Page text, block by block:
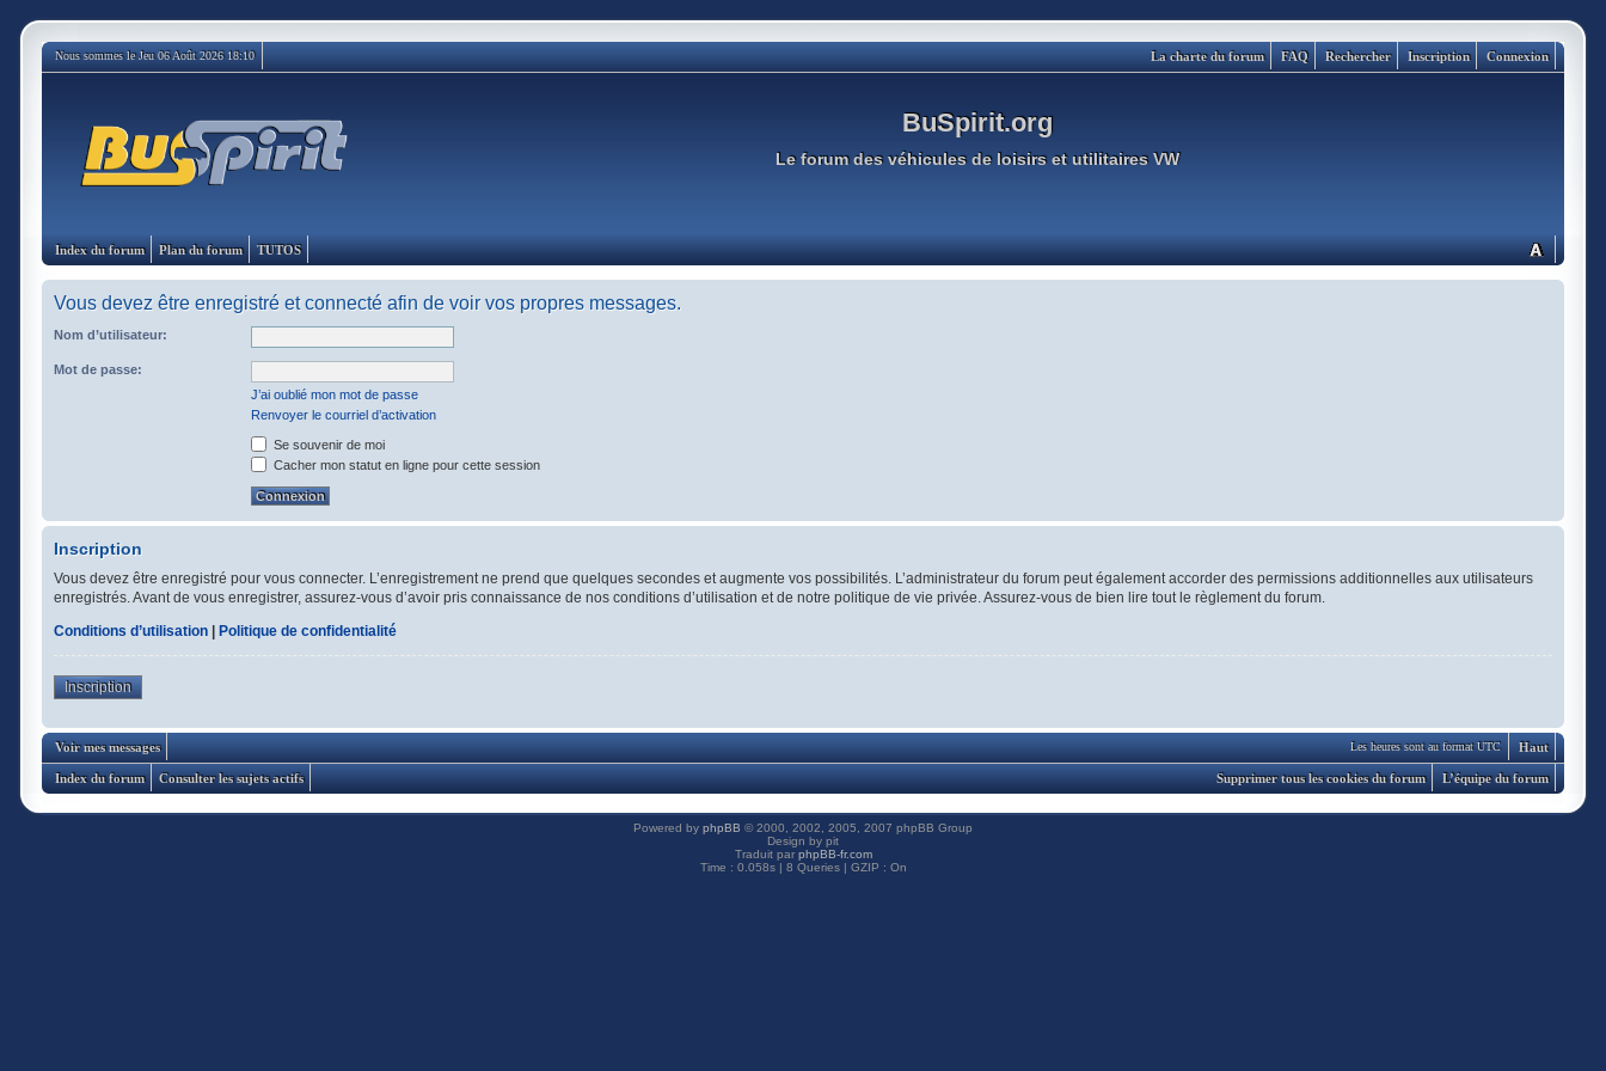
Nous sommes le Jeu 06 Août 2026 18:10 Connexion
Inscription
Rechercher
FAQ
La charte du forum
BuSpirit.org
Le forum des véhicules de loisirs et utilitaires VW
Index du forum Plan du forum TUTOS
Vous devez être enregistré et connecté afin de voir vos propres messages.
Nom d’utilisateur:
Mot de passe:
J’ai oublié mon mot de passe
Renvoyer le courriel d’activation
Se souvenir de moi
Cacher mon statut en ligne pour cette session
Inscription
Vous devez être enregistré pour vous connecter. L’enregistrement ne prend que quelques secondes et augmente vos possibilités. L’administrateur du forum peut également accorder des permissions additionnelles aux utilisateurs
enregistrés. Avant de vous enregistrer, assurez-vous d’avoir pris connaissance de nos conditions d’utilisation et de notre politique de vie privée. Assurez-vous de bien lire tout le règlement du forum.
Conditions d’utilisation
Politique de confidentialité
Inscription
Haut
Les heures sont au format UTC
Voir mes messages
Index du forum Consulter les sujets actifs L’équipe du forum
Supprimer tous les cookies du forum
Powered by phpBB © 2000, 2002, 2005, 2007 phpBB Group
Design by pit
Traduit par phpBB-fr.com
Time : 0.058s | 8 Queries | GZIP : On